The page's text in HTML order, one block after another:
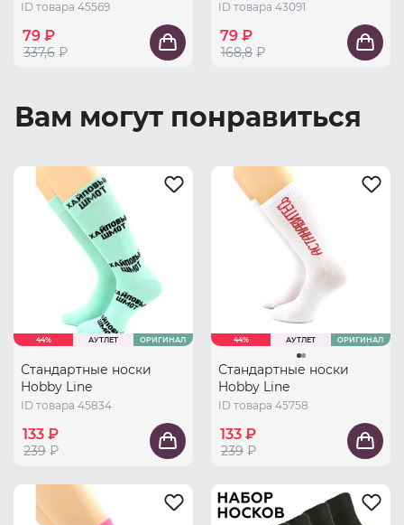
ID товара 45569
79 ₽
337,6 ₽
ID товара 43091
79 ₽
168,8 ₽
Вам могут понравиться
44% АУТЛЕТ ОРИГИНАЛ
Стандартные носки
Hobby Line
ID товара 45834
133 ₽
239 ₽
44% АУТЛЕТ ОРИГИНАЛ
Стандартные носки
Hobby Line
ID товара 45758
133 ₽
239 ₽